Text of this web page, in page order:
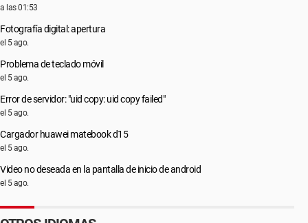
a las 01:53
Fotografía digital: apertura
el 5 ago.
Problema de teclado móvil
el 5 ago.
Error de servidor: "uid copy: uid copy failed"
el 5 ago.
Cargador huawei matebook d15
el 5 ago.
Video no deseada en la pantalla de inicio de android
el 5 ago.